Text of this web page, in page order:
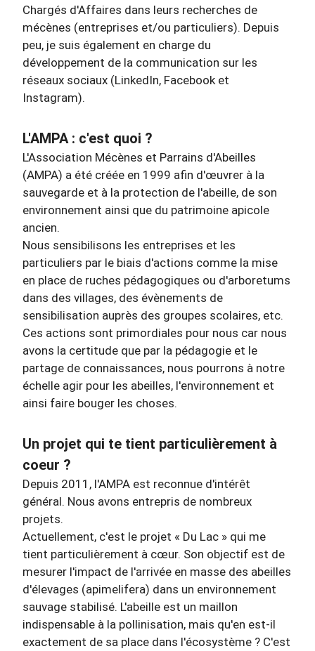
Chargés d'Affaires dans leurs recherches de
mécènes (entreprises et/ou particuliers). Depuis
peu, je suis également en charge du
développement de la communication sur les
réseaux sociaux (LinkedIn, Facebook et
Instagram).
L'AMPA : c'est quoi ?
L'Association Mécènes et Parrains d'Abeilles
(AMPA) a été créée en 1999 afin d'œuvrer à la
sauvegarde et à la protection de l'abeille, de son
environnement ainsi que du patrimoine apicole
ancien.
Nous sensibilisons les entreprises et les
particuliers par le biais d'actions comme la mise
en place de ruches pédagogiques ou d'arboretums
dans des villages, des évènements de
sensibilisation auprès des groupes scolaires, etc.
Ces actions sont primordiales pour nous car nous
avons la certitude que par la pédagogie et le
partage de connaissances, nous pourrons à notre
échelle agir pour les abeilles, l'environnement et
ainsi faire bouger les choses.
Un projet qui te tient particulièrement à
coeur ?
Depuis 2011, l'AMPA est reconnue d'intérêt
général. Nous avons entrepris de nombreux
projets.
Actuellement, c'est le projet « Du Lac » qui me
tient particulièrement à cœur. Son objectif est de
mesurer l'impact de l'arrivée en masse des abeilles
d'élevages (apimelifera) dans un environnement
sauvage stabilisé. L'abeille est un maillon
indispensable à la pollinisation, mais qu'en est-il
exactement de sa place dans l'écosystème ? C'est